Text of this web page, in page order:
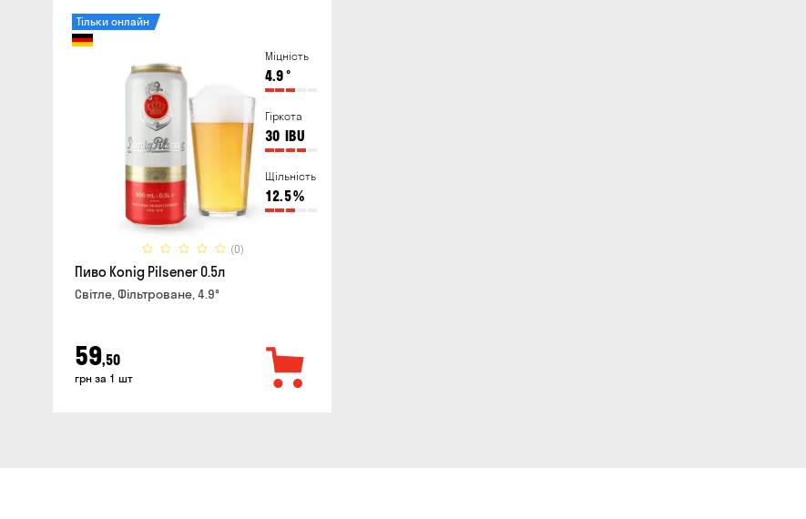
Міцність
4.9°
Гіркота
30 IBU
Щільність
12.5%
(0)
Тільки онлайн
Пиво Konig Pilsener 0.5л
Світле, Фільтроване, 4.9°
59,50
грн за 1 шт